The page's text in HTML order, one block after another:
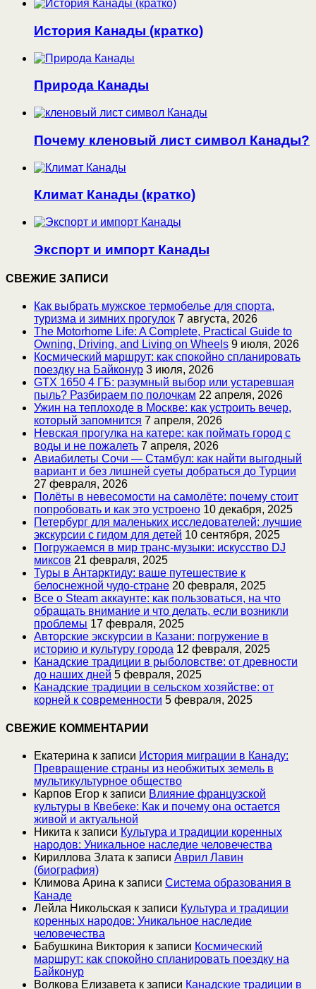
История Канады (кратко)
Природа Канады
Почему кленовый лист символ Канады?
Климат Канады (кратко)
Экспорт и импорт Канады
СВЕЖИЕ ЗАПИСИ
Как выбрать мужское термобелье для спорта,
туризма и зимних прогулок 7 августа, 2026
The Motorhome Life: A Complete, Practical Guide to
Owning, Driving, and Living on Wheels 9 июля, 2026
Космический маршрут: как спокойно спланировать
поездку на Байконур 3 июля, 2026
GTX 1650 4 ГБ: разумный выбор или устаревшая
пыль? Разбираем по полочкам 22 апреля, 2026
Ужин на теплоходе в Москве: как устроить вечер,
который запомнится 7 апреля, 2026
Невская прогулка на катере: как поймать город с
воды и не пожалеть 7 апреля, 2026
Авиабилеты Сочи — Стамбул: как найти выгодный
вариант и без лишней суеты добраться до Турции
27 февраля, 2026
Полёты в невесомости на самолёте: почему стоит
попробовать и как это устроено 10 декабря, 2025
Петербург для маленьких исследователей: лучшие
экскурсии с гидом для детей 10 сентября, 2025
Погружаемся в мир транс-музыки: искусство DJ
миксов 21 февраля, 2025
Туры в Антарктиду: ваше путешествие к
белоснежной чудо-стране 20 февраля, 2025
Все о Steam аккаунте: как пользоваться, на что
обращать внимание и что делать, если возникли
проблемы 17 февраля, 2025
Авторские экскурсии в Казани: погружение в
историю и культуру города 12 февраля, 2025
Канадские традиции в рыболовстве: от древности
до наших дней 5 февраля, 2025
Канадские традиции в сельском хозяйстве: от
корней к современности 5 февраля, 2025
СВЕЖИЕ КОММЕНТАРИИ
Екатерина к записи История миграции в Канаду:
Превращение страны из необжитых земель в
мультикультурное общество
Карпов Егор к записи Влияние французской
культуры в Квебеке: Как и почему она остается
живой и актуальной
Никита к записи Культура и традиции коренных
народов: Уникальное наследие человечества
Кириллова Злата к записи Аврил Лавин
(биография)
Климова Арина к записи Система образования в
Канаде
Лейла Никольская к записи Культура и традиции
коренных народов: Уникальное наследие
человечества
Бабушкина Виктория к записи Космический
маршрут: как спокойно спланировать поездку на
Байконур
Волкова Елизавета к записи Канадские традиции в